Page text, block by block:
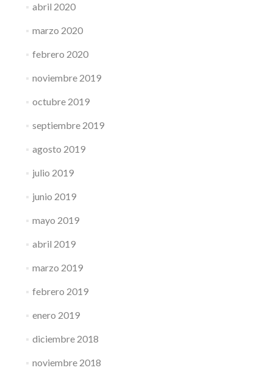
abril 2020
marzo 2020
febrero 2020
noviembre 2019
octubre 2019
septiembre 2019
agosto 2019
julio 2019
junio 2019
mayo 2019
abril 2019
marzo 2019
febrero 2019
enero 2019
diciembre 2018
noviembre 2018